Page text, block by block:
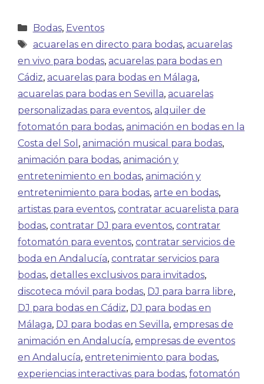
Bodas, Eventos
acuarelas en directo para bodas, acuarelas
en vivo para bodas, acuarelas para bodas en
Cádiz, acuarelas para bodas en Málaga,
acuarelas para bodas en Sevilla, acuarelas
personalizadas para eventos, alquiler de
fotomatón para bodas, animación en bodas en la
Costa del Sol , animación musical para bodas,
animación para bodas, animación y
entretenimiento en bodas, animación y
entretenimiento para bodas, arte en bodas,
artistas para eventos, contratar acuarelista para
bodas, contratar DJ para eventos, contratar
fotomatón para eventos, contratar servicios de
boda en Andalucía, contratar servicios para
bodas, detalles exclusivos para invitados,
discoteca móvil para bodas, DJ para barra libre,
DJ para bodas en Cádiz, DJ para bodas en
Málaga, DJ para bodas en Sevilla, empresas de
animación en Andalucía, empresas de eventos
en Andalucía, entretenimiento para bodas,
experiencias interactivas para bodas, fotomatón